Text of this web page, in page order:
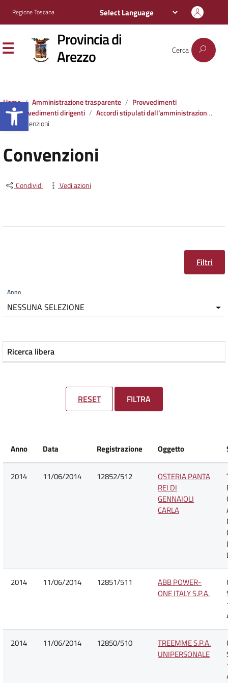
Apri la barra degli strumenti
Regione Toscana
Provincia di
Arezzo Cerca
Home Amministrazione trasparente
Provvedimenti
Provvedimenti dirigenti
Accordi stipulati dall‘amministrazione con soggetti privati o con altre amministrazioni pubbliche
Convenzioni
Convenzioni
Condividi Vedi azioni
Filtri
Anno
NESSUNA SELEZIONE
Ricerca libera
RESET FILTRA
Anno Data Registrazione Oggetto
2014 11/06/2014 12852/512
OSTERIA PANTA
REI DI
GENNAIOLI
CARLA
2014 11/06/2014 12851/511
ABB POWER-
ONE ITALY S.P.A.
2014 11/06/2014 12850/510
TREEMME S.P.A.
UNIPERSONALE